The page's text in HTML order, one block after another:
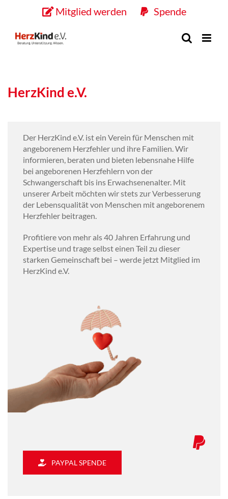
Mitglied werden Spende
HerzKind e.V.
Der HerzKind e.V. ist ein Verein für Menschen mit
angeborenem Herzfehler und ihre Familien. Wir
informieren, beraten und bieten lebensnahe Hilfe
bei angeborenen Herzfehlern von der
Schwangerschaft bis ins Erwachsenenalter. Mit
unserer Arbeit möchten wir stets zur Verbesserung
der Lebensqualität von Menschen mit angeborenem
Herzfehler beitragen.
Profitiere von mehr als 40 Jahren Erfahrung und
Expertise und trage selbst einen Teil zu dieser
starken Gemeinschaft bei – werde jetzt Mitglied im
HerzKind e.V.
PAYPAL SPENDE